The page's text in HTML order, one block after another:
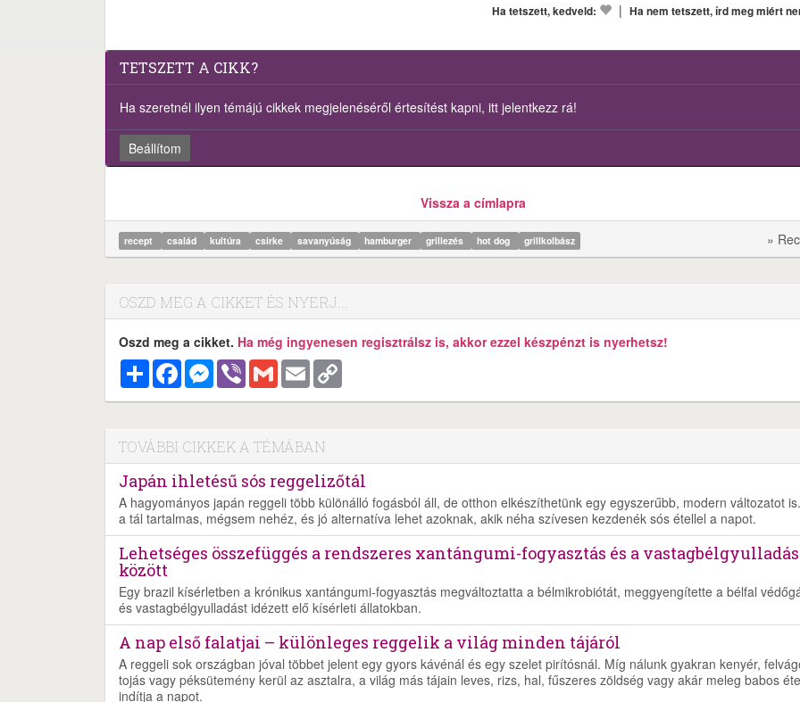
Ha tetszett, kedveld: | Ha nem tetszett, írd meg miért
TETSZETT A CIKK?
Ha szeretnél ilyen témájú cikkek megjelenéséről értesítést kapni, itt jelentkezz rá!
Beállítom
Vissza a címlapra
recept család kultúra csirke savanyúság hamburger grillezés hot dog grillkolbász »
OSZD MEG A CIKKET ÉS NYERJ...
Oszd meg a cikket. Ha még ingyenesen regisztrálsz is, akkor ezzel készpénzt is nyerhetsz!
MegosztásFacebookMessenger
Viber Gmail Email
TOVÁBBI CIKKEK A TÉMÁBAN
Japán ihletésű sós reggelizőtál
A hagyományos japán reggeli több különálló fogásból áll, de otthon elkészíthetünk egy egyszerűbb, modern változatot
a tál tartalmas, mégsem nehéz, és jó alternatíva lehet azoknak, akik néha szívesen kezdenék sós étellel a napot.
Lehetséges összefüggés a rendszeres xantángumi-fogyasztás és a vastagbélgyulladás
között
Egy brazil kísérletben a krónikus xantángumi-fogyasztás megváltoztatta a bélmikrobiótát, meggyengítette a bélfal
és vastagbélgyulladást idézett elő kísérleti állatokban.
A nap első falatjai – különleges reggelik a világ minden tájáról
A reggeli sok országban jóval többet jelent egy gyors kávénál és egy szelet pirítósnál. Míg nálunk gyakran kenyér,
tojás vagy péksütemény kerül az asztalra, a világ más tájain leves, rizs, hal, fűszeres zöldség vagy akár meleg babos
indítja a napot.